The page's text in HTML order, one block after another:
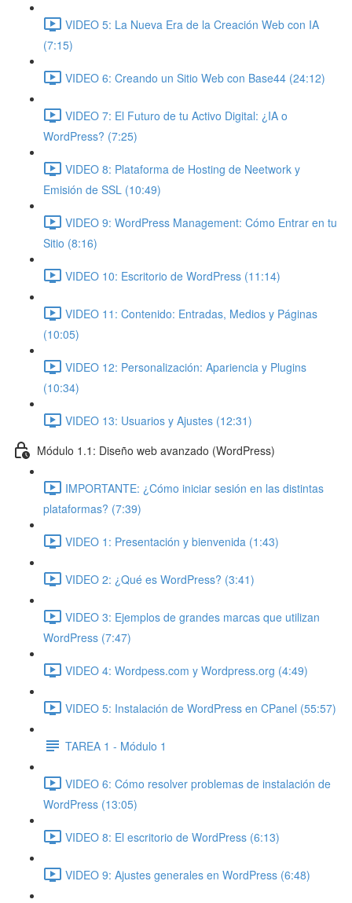
VIDEO 5: La Nueva Era de la Creación Web con IA
(7:15)
VIDEO 6: Creando un Sitio Web con Base44 (24:12)
VIDEO 7: El Futuro de tu Activo Digital: ¿IA o
WordPress? (7:25)
VIDEO 8: Plataforma de Hosting de Neetwork y
Emisión de SSL (10:49)
VIDEO 9: WordPress Management: Cómo Entrar en tu
Sitio (8:16)
VIDEO 10: Escritorio de WordPress (11:14)
VIDEO 11: Contenido: Entradas, Medios y Páginas
(10:05)
VIDEO 12: Personalización: Apariencia y Plugins
(10:34)
VIDEO 13: Usuarios y Ajustes (12:31)
Módulo 1.1: Diseño web avanzado (WordPress)
IMPORTANTE: ¿Cómo iniciar sesión en las distintas
plataformas? (7:39)
VIDEO 1: Presentación y bienvenida (1:43)
VIDEO 2: ¿Qué es WordPress? (3:41)
VIDEO 3: Ejemplos de grandes marcas que utilizan
WordPress (7:47)
VIDEO 4: Wordpess.com y Wordpress.org (4:49)
VIDEO 5: Instalación de WordPress en CPanel (55:57)
TAREA 1 - Módulo 1
VIDEO 6: Cómo resolver problemas de instalación de
WordPress (13:05)
VIDEO 8: El escritorio de WordPress (6:13)
VIDEO 9: Ajustes generales en WordPress (6:48)